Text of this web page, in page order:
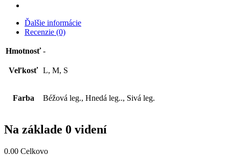
Ďalšie informácie
Recenzie (0)
Hmotnosť -
Veľkosť L, M, S
Farba Béžová leg., Hnedá leg.., Sivá leg.
Na základe 0 videní
0.00 Celkovo